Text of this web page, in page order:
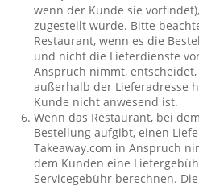
wenn der Kunde sie
zugestellt wurde. Bitte
Restaurant, wenn es die
und nicht die Lieferdienste
Anspruch nimmt,
außerhalb der Lieferadresse
Kunde nicht anwesend ist.
Wenn das Restaurant, bei
Bestellung aufgibt, einen
Takeaway.com in Anspruch
dem Kunden eine
Servicegebühr berechnen.